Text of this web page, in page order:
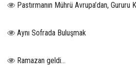
Pastırmanın Mührü Avrupa’dan, Gururu
Aynı Sofrada Buluşmak
Ramazan geldi…